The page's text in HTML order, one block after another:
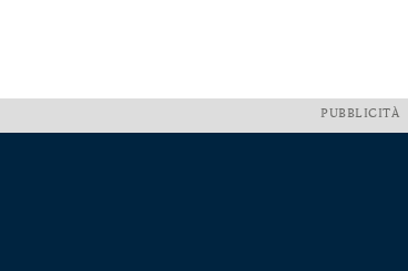
PUBBLICITÀ